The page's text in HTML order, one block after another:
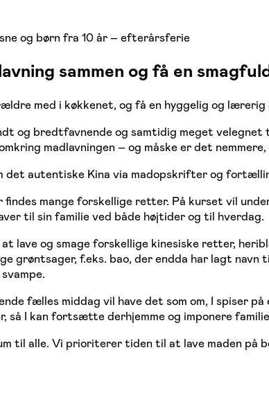
og børn fra 10 år – efterårsferie
sammen og få en
med i køkkenet, og få en hyggelig og
og bredtfavnende og samtidig meget
madlavningen – og måske er det
det autentiske Kina via madopskrifter og
mange forskellige retter. På kurset vil
til sin familie ved både højtider og til hverdag.
lave og smage forskellige kinesiske retter,
grøntsager, f.eks. bao, der endda har lagt
fælles middag vil have det som om, I spiser
så I kan fortsætte derhjemme og imponere
til alle. Vi prioriterer tiden til at lave maden på